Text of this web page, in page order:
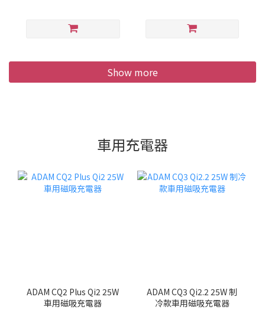
Show more
車用充電器
ADAM CQ2 Plus Qi2 25W
車用磁吸充電器
ADAM CQ3 Qi2.2 25W 制
冷款車用磁吸充電器